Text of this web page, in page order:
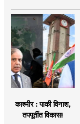
काश्मीर : पाकी विनाश,
तपपूर्तीत विकास!